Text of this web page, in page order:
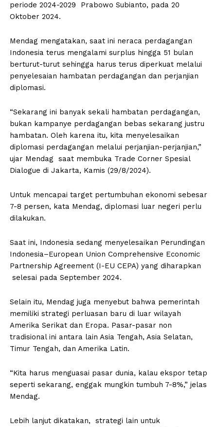
periode 2024-2029 Prabowo Subianto, pada 20
Oktober 2024.
Mendag mengatakan, saat ini neraca perdagangan
Indonesia terus mengalami surplus hingga 51 bulan
berturut-turut sehingga harus terus diperkuat melalui
penyelesaian hambatan perdagangan dan perjanjian
diplomasi.
“Sekarang ini banyak sekali hambatan perdagangan,
bukan kampanye perdagangan bebas sekarang justru
hambatan. Oleh karena itu, kita menyelesaikan
diplomasi perdagangan melalui perjanjian-perjanjian,”
ujar Mendag saat membuka Trade Corner Spesial
Dialogue di Jakarta, Kamis (29/8/2024).
Untuk mencapai target pertumbuhan ekonomi sebesar
7-8 persen, kata Mendag, diplomasi luar negeri perlu
dilakukan.
Saat ini, Indonesia sedang menyelesaikan Perundingan
Indonesia–European Union Comprehensive Economic
Partnership Agreement (I-EU CEPA) yang diharapkan
selesai pada September 2024.
Selain itu, Mendag juga menyebut bahwa pemerintah
memiliki strategi perluasan baru di luar wilayah
Amerika Serikat dan Eropa. Pasar-pasar non
tradisional ini antara lain Asia Tengah, Asia Selatan,
Timur Tengah, dan Amerika Latin.
“Kita harus menguasai pasar dunia, kalau ekspor tetap
seperti sekarang, enggak mungkin tumbuh 7-8%,” jelas
Mendag.
Lebih lanjut dikatakan, strategi lain untuk